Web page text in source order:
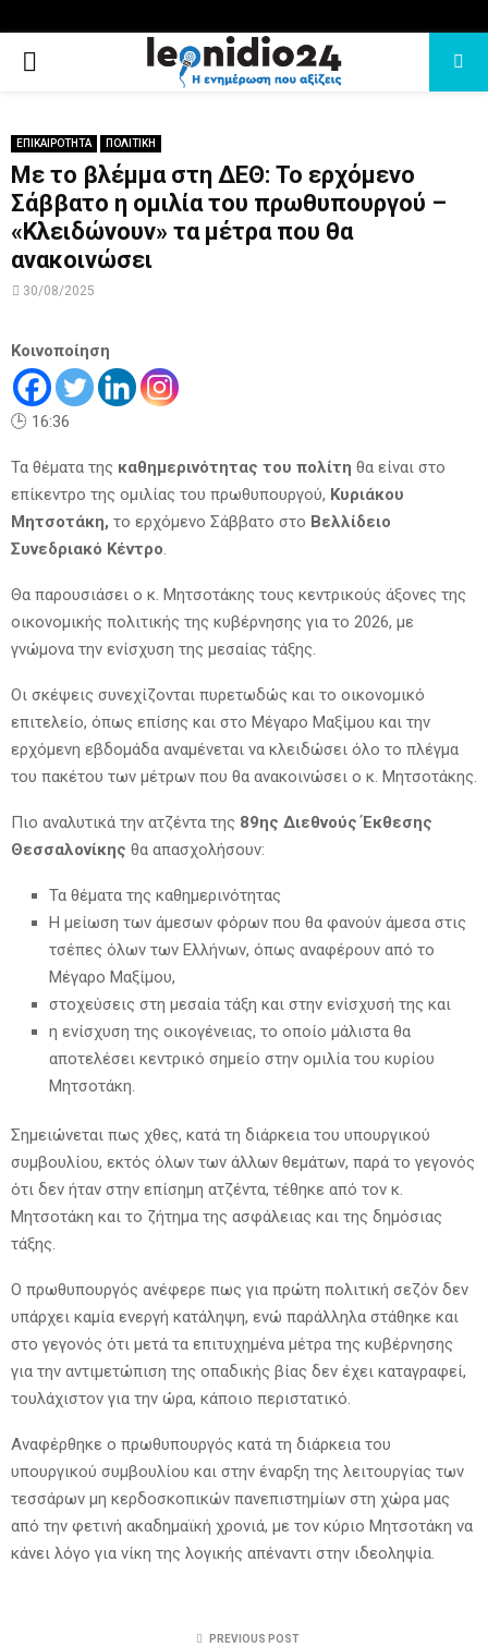
PRIMARY
ΕΠΙΚΑΙΡΟΤΗΤΑ ΠΟΛΙΤΙΚΗ
Με το βλέμμα στη ΔΕΘ: Το ερχόμενο
Σάββατο η ομιλία του πρωθυπουργού –
«Κλειδώνουν» τα μέτρα που θα
ανακοινώσει
30/08/2025
Κοινοποίηση
🕒 16:36
Τα θέματα της καθημερινότητας του πολίτη θα είναι στο
επίκεντρο της ομιλίας του πρωθυπουργού, Κυριάκου
Μητσοτάκη, το ερχόμενο Σάββατο στο Βελλίδειο
Συνεδριακό Κέντρο
Θα παρουσιάσει ο κ. Μητσοτάκης τους κεντρικούς άξονες της
οικονομικής πολιτικής της κυβέρνησης για το 2026, με
γνώμονα την ενίσχυση της μεσαίας τάξης.
Οι σκέψεις συνεχίζονται πυρετωδώς και το οικονομικό
επιτελείο, όπως επίσης και στο Μέγαρο Μαξίμου και την
ερχόμενη εβδομάδα αναμένεται να κλειδώσει όλο το πλέγμα
του πακέτου των μέτρων που θα ανακοινώσει ο κ. Μητσοτάκης.
Πιο αναλυτικά την ατζέντα της 89ης Διεθνούς Έκθεσης
Θεσσαλονίκης θα απασχολήσουν:
Τα θέματα της καθημερινότητας
Η μείωση των άμεσων φόρων που θα φανούν άμεσα στις
τσέπες όλων των Ελλήνων, όπως αναφέρουν από το
Μέγαρο Μαξίμου,
στοχεύσεις στη μεσαία τάξη και στην ενίσχυσή της και
η ενίσχυση της οικογένειας, το οποίο μάλιστα θα
αποτελέσει κεντρικό σημείο στην ομιλία του κυρίου
Μητσοτάκη.
Σημειώνεται πως χθες, κατά τη διάρκεια του υπουργικού
συμβουλίου, εκτός όλων των άλλων θεμάτων, παρά το γεγονός
ότι δεν ήταν στην επίσημη ατζέντα, τέθηκε από τον κ.
Μητσοτάκη και το ζήτημα της ασφάλειας και της δημόσιας
τάξης.
Ο πρωθυπουργός ανέφερε πως για πρώτη πολιτική σεζόν δεν
υπάρχει καμία ενεργή κατάληψη, ενώ παράλληλα στάθηκε και
στο γεγονός ότι μετά τα επιτυχημένα μέτρα της κυβέρνησης
για την αντιμετώπιση της οπαδικής βίας δεν έχει καταγραφεί,
τουλάχιστον για την ώρα, κάποιο περιστατικό.
Αναφέρθηκε ο πρωθυπουργός κατά τη διάρκεια του
υπουργικού συμβουλίου και στην έναρξη της λειτουργίας των
τεσσάρων μη κερδοσκοπικών πανεπιστημίων στη χώρα μας
από την φετινή ακαδημαϊκή χρονιά, με τον κύριο Μητσοτάκη να
κάνει λόγο για νίκη της λογικής απέναντι στην ιδεοληψία.
PREVIOUS POST